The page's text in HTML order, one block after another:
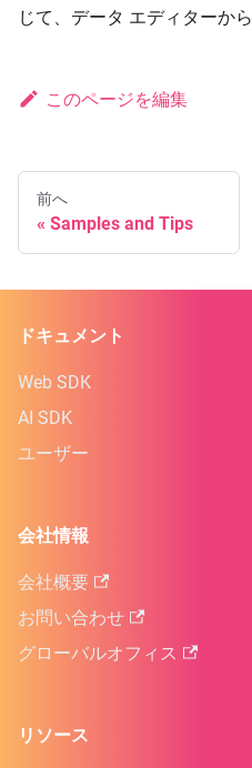
じて、データ エディターか
このページを編集
前へ
Samples and Tips
ドキュメント
Web SDK
AI SDK
ユーザー
会社情報
会社概要
お問い合わせ
グローバルオフィス
リソース